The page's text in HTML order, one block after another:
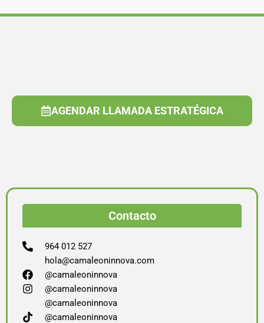
AGENDAR LLAMADA ESTRATÉGICA
Contacto
964 012 527
hola@camaleoninnova.com
@camaleoninnova
@camaleoninnova
@camaleoninnova
@camaleoninnova